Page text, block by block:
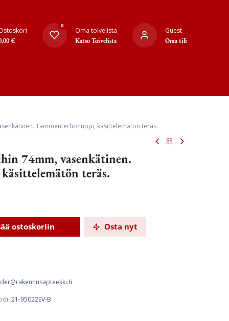
€
0
Oma toivelista
Katso Toivelista
Guest
Oma tili
Tammenterhonuppi, käsittelemätön teräs.
74mm, vasenkätinen.
teräs.
ostoskoriin Osta nyt
21-95022EV-B